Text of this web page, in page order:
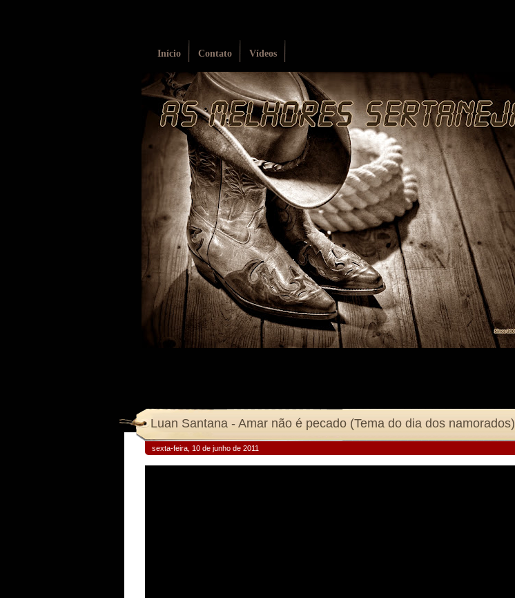
Início Contato Vídeos
Luan Santana - Amar não é pecado (Tema do dia dos namorados)
sexta-feira, 10 de junho de 2011